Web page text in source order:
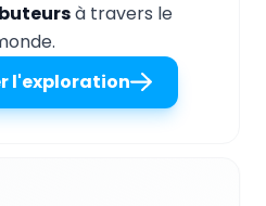
à travers le
l'exploration